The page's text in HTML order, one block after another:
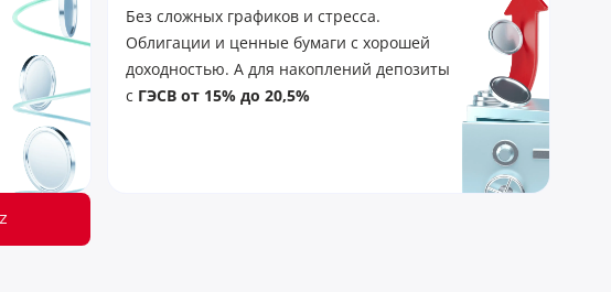
Без сложных графиков и стресса.
Облигации и ценные бумаги с хорошей
доходностью. А для накоплений депозиты
с ГЭСВ от 15% до 20,5%